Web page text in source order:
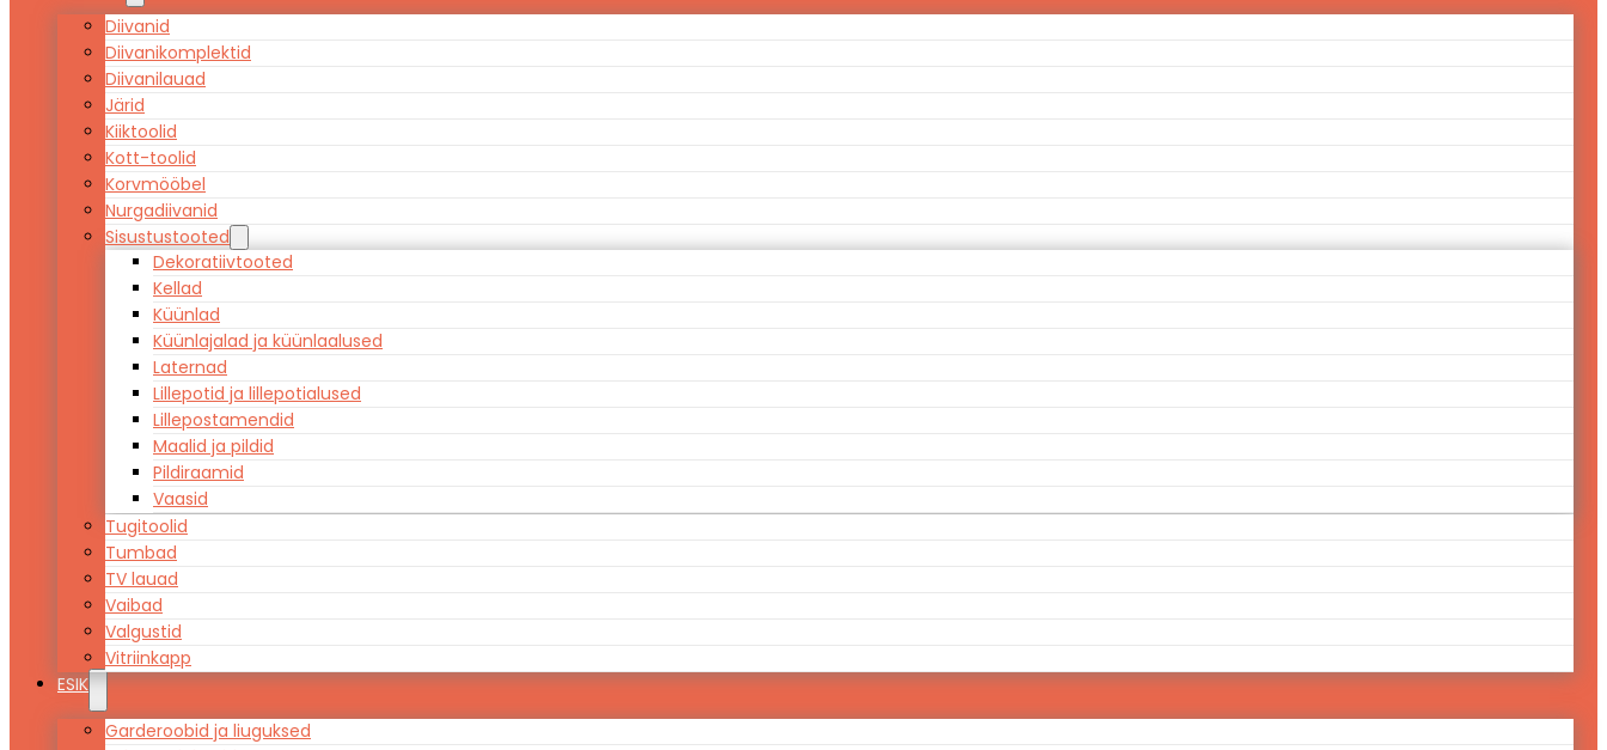
Diivanid
Diivanikomplektid
Diivanilauad
Järid
Kiiktoolid
Kott-toolid
Korvmööbel
Nurgadiivanid
Sisustustooted
Dekoratiivtooted
Kellad
Küünlad
Küünlajalad ja küünlaalused
Laternad
Lillepotid ja lillepotialused
Lillepostamendid
Maalid ja pildid
Pildiraamid
Vaasid
Tugitoolid
Tumbad
TV lauad
Vaibad
Valgustid
Vitriinkapp
ESIK
Garderoobid ja liuguksed